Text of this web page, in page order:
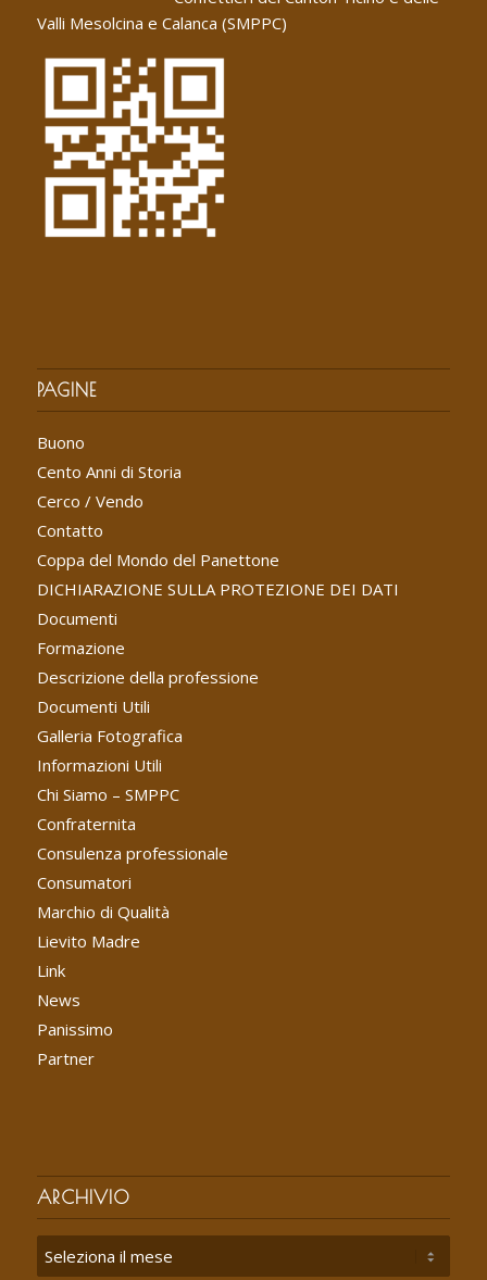
Valli Mesolcina e Calanca (SMPPC)
PAGINE
Buono
Cento Anni di Storia
Cerco / Vendo
Contatto
Coppa del Mondo del Panettone
DICHIARAZIONE SULLA PROTEZIONE DEI DATI
Documenti
Formazione
Descrizione della professione
Documenti Utili
Galleria Fotografica
Informazioni Utili
Chi Siamo – SMPPC
Confraternita
Consulenza professionale
Consumatori
Marchio di Qualità
Lievito Madre
Link
News
Panissimo
Partner
ARCHIVIO